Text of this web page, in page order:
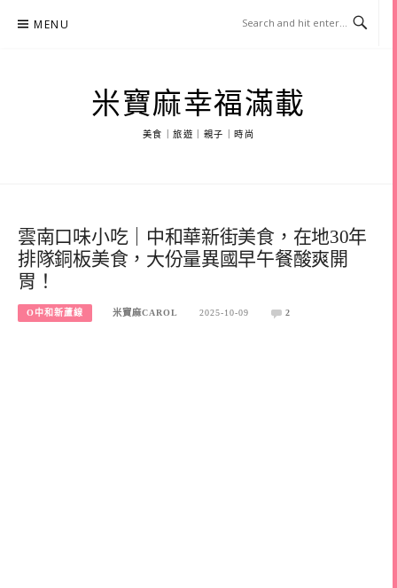
MENU
米寶麻幸福滿載
美食｜旅遊｜親子｜時尚
雲南口味小吃｜中和華新街美食，在地30年
排隊銅板美食，大份量異國早午餐酸爽開
胃！
O中和新蘆線 米寶麻CAROL 2025-10-09 2